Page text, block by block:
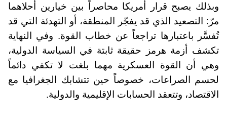
وبذلك يصبح قرار أمريكا محاصراً بين خيارين أحلاهما
مرّ: التصعيد الذي قد يفجّر المنطقة، أو التهدئة التي قد
تُفسَّر باعتبارها تراجعاً عن خطاب القوة. وفي النهاية
تكشف أزمة هرمز حقيقة ثابتة في السياسة الدولية،
وهي أن القوة العسكرية مهما بلغت لا تكفي دائماً
لحسم الصراعات، خصوصاً حين تتشابك الجغرافيا مع
الاقتصاد، وتتعقد الحسابات الإقليمية والدولية.